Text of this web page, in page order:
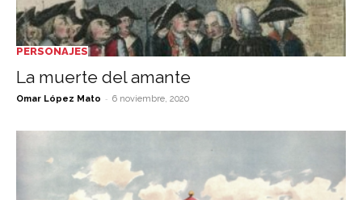
PERSONAJES
La muerte del amante
Omar López Mato - 6 noviembre, 2020